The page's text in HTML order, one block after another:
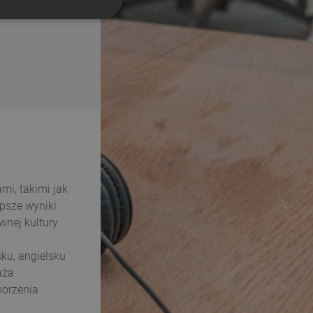
takimi jak
wyniki
kultury
angielsku